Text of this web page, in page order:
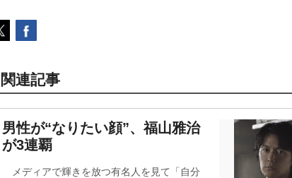
関連記事
男性が“なりたい顔”、福山雅治
が3連覇
メディアで輝きを放つ有名人を見て「自分